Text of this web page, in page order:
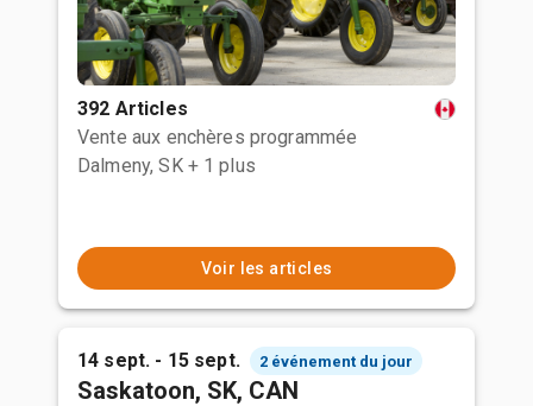
392 Articles
Vente aux enchères programmée
Dalmeny, SK + 1 plus
Voir les articles
14 sept. - 15 sept. 2 événement du jour
Saskatoon, SK, CAN